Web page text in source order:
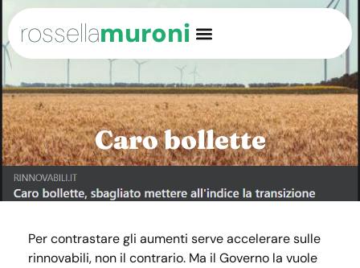
rossellamuroni
Caro bollette
Per contrastare gli aumenti serve accelerare sulle
rinnovabili, non il contrario. Ma il Governo la vuole